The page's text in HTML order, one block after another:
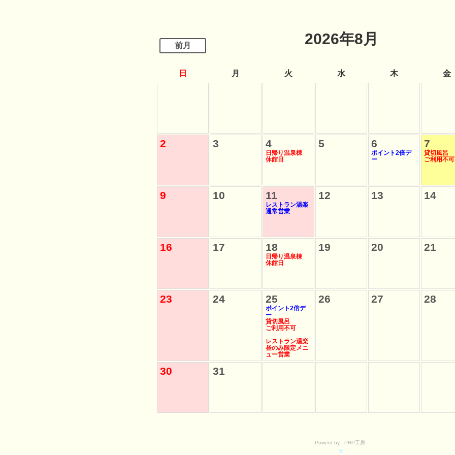
前月 2026年8月
日 月 火 水 木 金
2 3 4
日帰り温泉棟
休館日
5 6
ポイント2倍デ
ー
7
貸切風呂
ご利用不可
9 10 11
レストラン湯楽
通常営業
12 13 14
16 17 18
日帰り温泉棟
休館日
19 20 21
23 24 25
ポイント2倍デ
ー
貸切風呂
ご利用不可
レストラン湯楽
昼のみ限定メニ
ュー営業
26 27 28
30 31
Powerd by - PHP工房-
■